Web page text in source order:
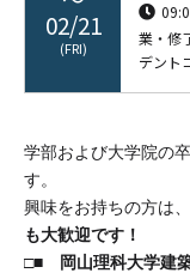
02/21
(FRI)
業・修
デント
学部および大学院の
す。
興味をお持ちの方は
も大歓迎です！
□■ 岡山理科大学建